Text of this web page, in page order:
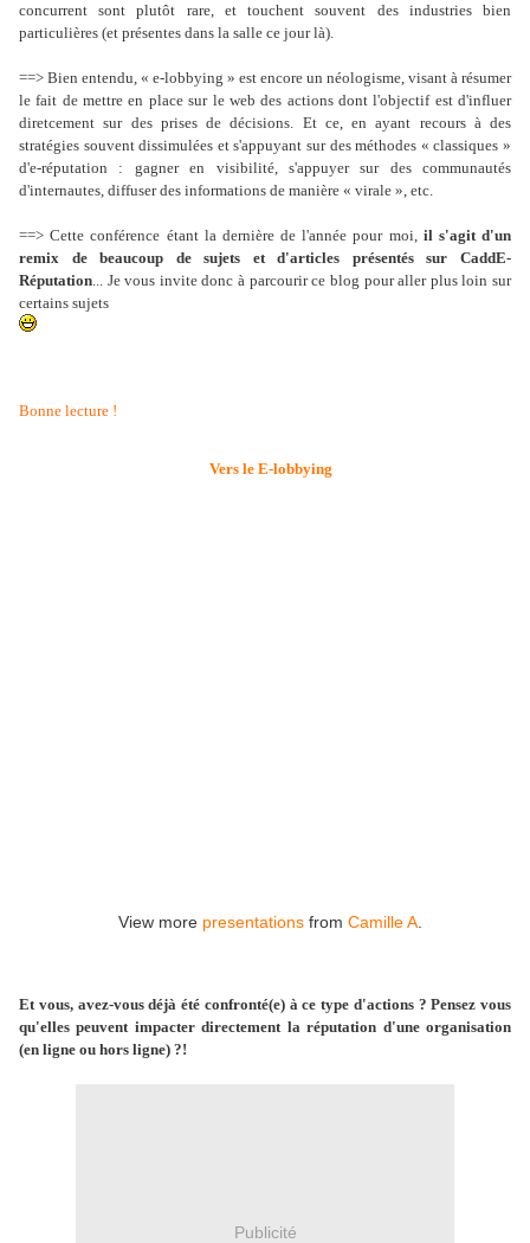
concurrent sont plutôt rare, et touchent souvent des industries bien
particulières (et présentes dans la salle ce jour là).
==> Bien entendu, « e-lobbying » est encore un néologisme, visant à résumer
le fait de mettre en place sur le web des actions dont l'objectif est d'influer
diretcement sur des prises de décisions. Et ce, en ayant recours à des
stratégies souvent dissimulées et s'appuyant sur des méthodes « classiques »
d'e-réputation : gagner en visibilité, s'appuyer sur des communautés
d'internautes, diffuser des informations de manière « virale », etc.
==> Cette conférence étant la dernière de l'année pour moi, il s'agit d'un
remix de beaucoup de sujets et d'articles présentés sur CaddE-
Réputation... Je vous invite donc à parcourir ce blog pour aller plus loin sur
certains sujets
Bonne lecture !
Vers le E-lobbying
View more presentations from Camille A
Et vous, avez-vous déjà été confronté(e) à ce type d'actions ? Pensez vous
qu'elles peuvent impacter directement la réputation d'une organisation
(en ligne ou hors ligne) ?!
Publicité